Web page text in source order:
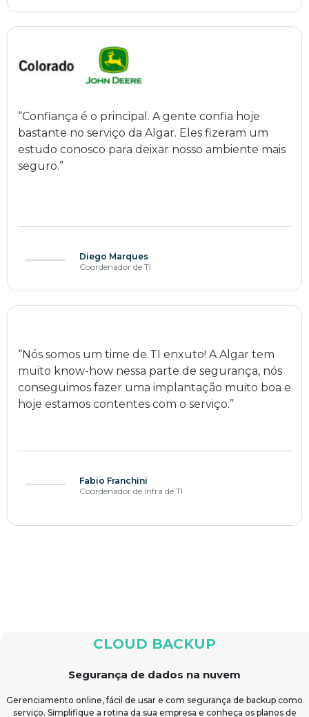
“Confiança é o principal. A gente confia hoje
bastante no serviço da Algar. Eles fizeram um
estudo conosco para deixar nosso ambiente mais
seguro.”
Diego Marques
Coordenador de TI
“Nós somos um time de TI enxuto! A Algar tem
muito know-how nessa parte de segurança, nós
conseguimos fazer uma implantação muito boa e
hoje estamos contentes com o serviço.”
Fabio Franchini
Coordenador de Infra de TI
CLOUD BACKUP
Segurança de dados na nuvem
Gerenciamento online, fácil de usar e com segurança de backup como
serviço. Simplifique a rotina da sua empresa e conheça os planos de